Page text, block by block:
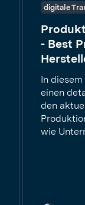
digitale
- Best
In
einen
den
wie